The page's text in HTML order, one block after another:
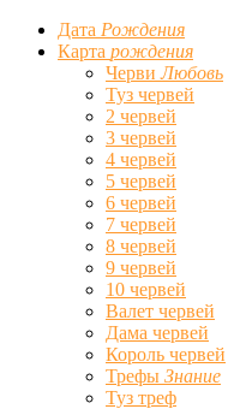
Дата Рождения
Карта рождения
ЧервиЛюбовь
Туз червей
2 червей
3 червей
4 червей
5 червей
6 червей
7 червей
8 червей
9 червей
10 червей
Валет червей
Дама червей
Король червей
Трефы Знание
Туз треф